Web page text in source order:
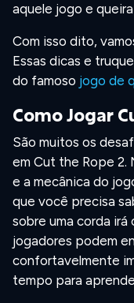
aquele jogo e
Com isso dito,
Essas dicas e
do famoso jogo de
Como Jogar
São muitos os
em Cut the Rope
e a mecânica do
que você precisa
sobre uma corda
jogadores podem
confortavelmente
tempo para